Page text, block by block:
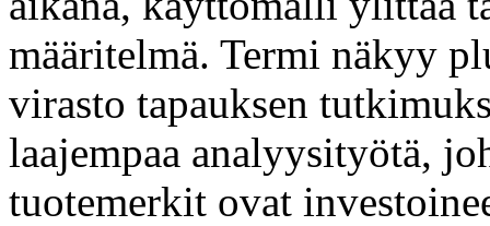
määritelmä. Termi näkyy
virasto tapauksen
laajempaa analyysityötä,
tuotemerkit ovat